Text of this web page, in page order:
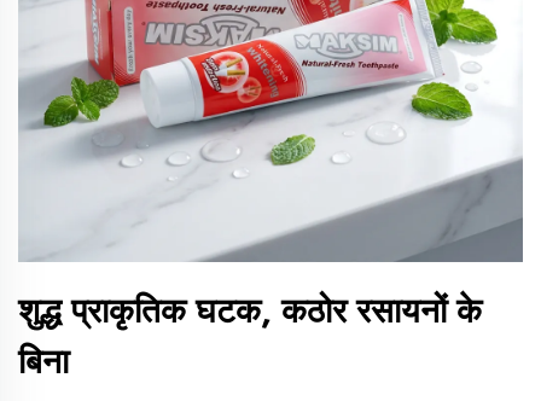
शुद्ध प्राकृतिक घटक, कठोर रसायनों के
बिना